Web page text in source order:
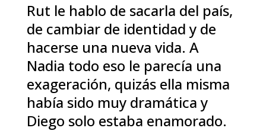
Rut le hablo de sacarla del país,
de cambiar de identidad y de
hacerse una nueva vida. A
Nadia todo eso le parecía una
exageración, quizás ella misma
había sido muy dramática y
Diego solo estaba enamorado.